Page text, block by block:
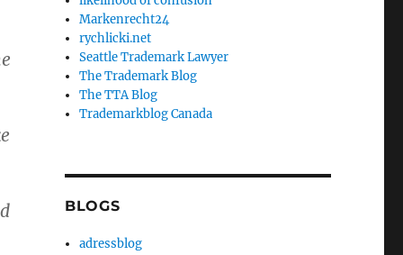
Markenrecht24
rychlicki.net
Seattle Trademark Lawyer
The Trademark Blog
The TTA Blog
Trademarkblog Canada
BLOGS
adressblog